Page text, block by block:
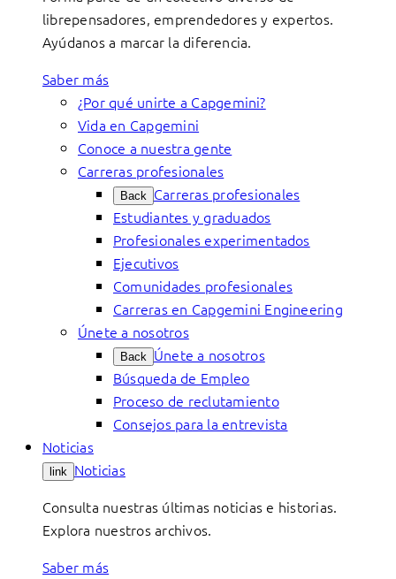
librepensadores, emprendedores y expertos.
Ayúdanos a marcar la diferencia.
Saber más
¿Por qué unirte a Capgemini?
Vida en Capgemini
Conoce a nuestra gente
Carreras profesionales
Back Carreras profesionales
Estudiantes y graduados
Profesionales experimentados
Ejecutivos
Comunidades profesionales
Carreras en Capgemini Engineering
Únete a nosotros
Back Únete a nosotros
Búsqueda de Empleo
Proceso de reclutamiento
Consejos para la entrevista
Noticias
link Noticias
Consulta nuestras últimas noticias e historias.
Explora nuestros archivos.
Saber más